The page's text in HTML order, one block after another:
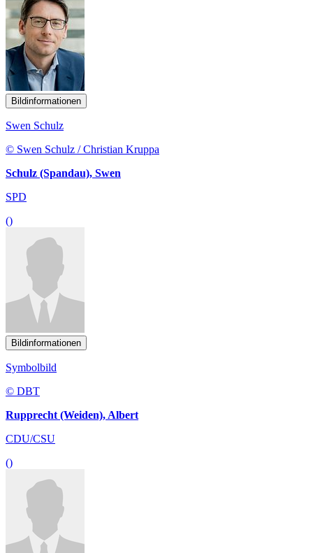
Bildinformationen
Swen Schulz
© Swen Schulz / Christian Kruppa
Schulz (Spandau), Swen
SPD
()
Bildinformationen
Symbolbild
© DBT
Rupprecht (Weiden), Albert
CDU/CSU
()